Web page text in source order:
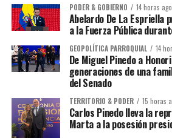
PODER & GOBIERNO 14 horas ago
Abelardo De La
a la Fuerza Pública
GEOPOLÍTICA PARROQUIAL 14
De Miguel Pinedo a
generaciones de una
del Senado
TERRITORIO & PODER 15 horas
Carlos Pinedo lleva la
Marta a la posesión